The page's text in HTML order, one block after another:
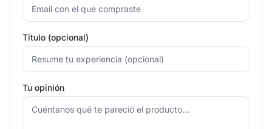
Título (opcional)
Tu opinión